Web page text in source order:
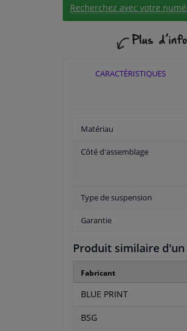
Recherchez avec votre
CARACTÉRISTIQUES
Matériau
Côté d'assemblage
Type de suspension
Garantie
Produit similaire
Fabricant
BLUE PRINT
BSG